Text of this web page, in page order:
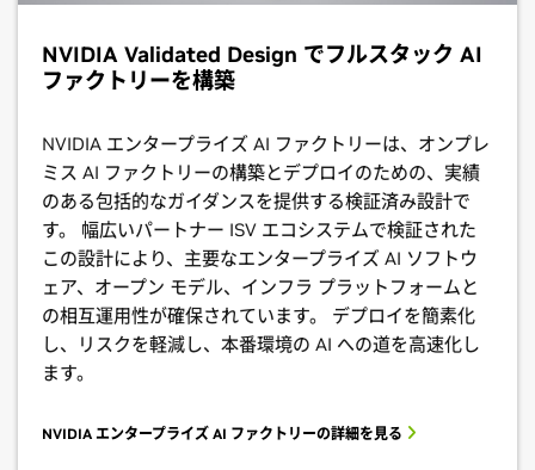
NVIDIA Validated Design でフルスタック AI
ファクトリーを構築
NVIDIA エンタープライズ AI ファクトリーは、オンプレ
ミス AI ファクトリーの構築とデプロイのための、実績
のある包括的なガイダンスを提供する検証済み設計で
す。 幅広いパートナー ISV エコシステムで検証された
この設計により、主要なエンタープライズ AI ソフトウ
ェア、オープン モデル、インフラ プラットフォームと
の相互運用性が確保されています。 デプロイを簡素化
し、リスクを軽減し、本番環境の AI への道を高速化し
ます。
NVIDIA エンタープライズ AI ファクトリーの詳細を見る